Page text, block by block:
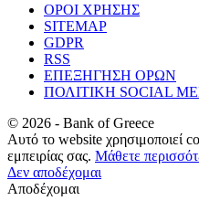
ΟΡΟΙ ΧΡΗΣΗΣ
SITEMAP
GDPR
RSS
ΕΠΕΞΗΓΗΣΗ ΟΡΩΝ
ΠΟΛΙΤΙΚΗ SOCIAL
© 2026 - Bank of Greece
Αυτό το website χρησιμοποιεί
εμπειρίας σας. Μάθετε
Δεν αποδέχομαι
Αποδέχομαι